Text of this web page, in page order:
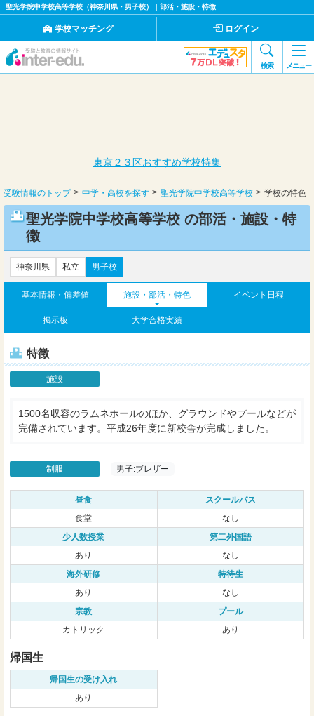
聖光学院中学校高等学校（神奈川県・男子校）｜部活・施設・特徴
学校マッチング ログイン
検索 メニュー
東京２３区おすすめ学校特集
受験情報のトップ 中学・高校を探す 聖光学院中学校高等学校 学校の特色
聖光学院中学校高等学校 の部活・施設・特
徴
神奈川県 私立 男子校
基本情報・偏差値 施設・部活・特色 イベント日程
掲示板 大学合格実績
特徴
施設
1500名収容のラムネホールのほか、グラウンドやプールなどが
完備されています。平成26年度に新校舎が完成しました。
制服 男子:ブレザー
昼食
食堂
スクールバス
なし
少人数授業
あり
第二外国語
なし
海外研修
あり
特待生
なし
宗教
カトリック
プール
あり
帰国⽣
帰国⽣の受け⼊れ
あり